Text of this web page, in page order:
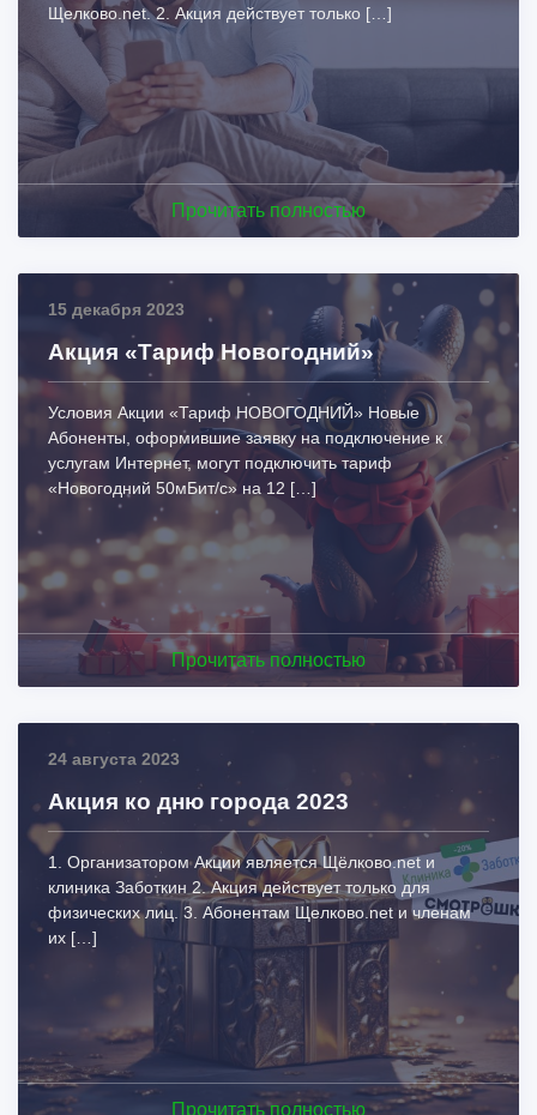
Щелково.net. 2. Акция действует только […]
Прочитать полностью
15 декабря 2023
Акция «Тариф Новогодний»
Условия Акции «Тариф НОВОГОДНИЙ» Новые
Абоненты, оформившие заявку на подключение к
услугам Интернет, могут подключить тариф
«Новогодний 50мБит/с» на 12 […]
Прочитать полностью
24 августа 2023
Акция ко дню города 2023
1. Организатором Акции является Щёлково.net и
клиника Заботкин 2. Акция действует только для
физических лиц. 3. Абонентам Щелково.net и членам
их […]
Прочитать полностью